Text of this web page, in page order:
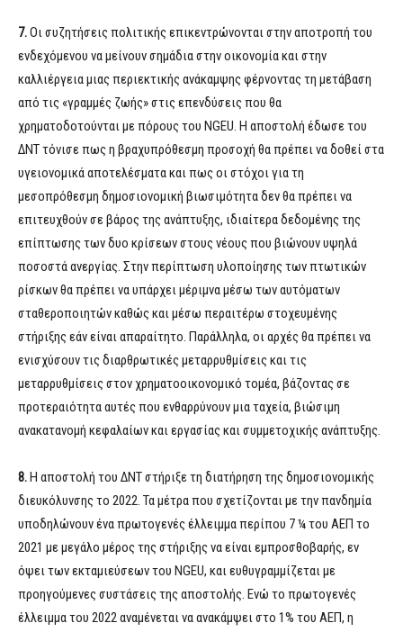
7.Οι συζητήσεις πολιτικής επικεντρώνονται στην αποτροπή του
ενδεχόμενου να μείνουν σημάδια στην οικονομία και στην
καλλιέργεια μιας περιεκτικής ανάκαμψης φέρνοντας τη μετάβαση
από τις «γραμμές ζωής» στις επενδύσεις που θα
χρηματοδοτούνται με πόρους του NGEU. Η αποστολή έδωσε του
ΔΝΤ τόνισε πως η βραχυπρόθεσμη προσοχή θα πρέπει να δοθεί στα
υγειονομικά αποτελέσματα και πως οι στόχοι για τη
μεσοπρόθεσμη δημοσιονομική βιωσιμότητα δεν θα πρέπει να
επιτευχθούν σε βάρος της ανάπτυξης, ιδιαίτερα δεδομένης της
επίπτωσης των δυο κρίσεων στους νέους που βιώνουν υψηλά
ποσοστά ανεργίας. Στην περίπτωση υλοποίησης των πτωτικών
ρίσκων θα πρέπει να υπάρχει μέριμνα μέσω των αυτόματων
σταθεροποιητών καθώς και μέσω περαιτέρω στοχευμένης
στήριξης εάν είναι απαραίτητο. Παράλληλα, οι αρχές θα πρέπει να
ενισχύσουν τις διαρθρωτικές μεταρρυθμίσεις και τις
μεταρρυθμίσεις στον χρηματοοικονομικό τομέα, βάζοντας σε
προτεραιότητα αυτές που ενθαρρύνουν μια ταχεία, βιώσιμη
ανακατανομή κεφαλαίων και εργασίας και συμμετοχικής ανάπτυξης.
8.Η αποστολή του ΔΝΤ στήριξε τη διατήρηση της δημοσιονομικής
διευκόλυνσης το 2022. Τα μέτρα που σχετίζονται με την πανδημία
υποδηλώνουν ένα πρωτογενές έλλειμμα περίπου 7 ¼ του ΑΕΠ το
2021 με μεγάλο μέρος της στήριξης να είναι εμπροσθοβαρής, εν
όψει των εκταμιεύσεων του NGEU, και ευθυγραμμίζεται με
προηγούμενες συστάσεις της αποστολής. Ενώ το πρωτογενές
έλλειμμα του 2022 αναμένεται να ανακάμψει στο 1% του ΑΕΠ, η